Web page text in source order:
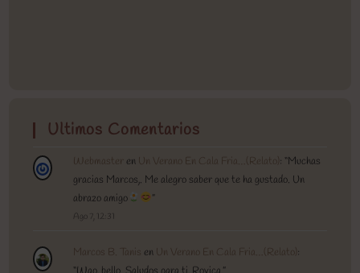
Ultimos Comentarios
Webmaster en Un Verano En Cala Fria…(Relato) : “Muchas
gracias Marcos,. Me alegro saber que te ha gustado. Un
abrazo amigo
”
Ago 7, 12:31
Marcos B. Tanis en Un Verano En Cala Fria…(Relato) :